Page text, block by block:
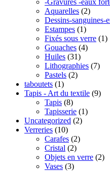
Aquarelles (2)
Dessins-sanguines-
Estampes (1)
Fixés sous verre (1)
Gouaches (4)
Huiles (31)
Lithographies (7)
Pastels (2)
taboutets (1)
Tapis - Art du textile (9)
Tapis (8)
Tapisserie (1)
Uncategorized (2)
Verreries (10)
Carafes (2)
Cristal (2)
Objets en verre (2)
Vases (3)